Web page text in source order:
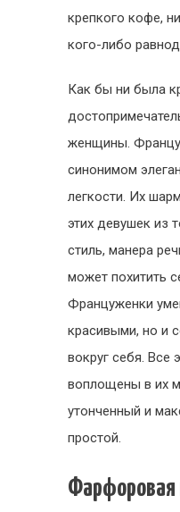
крепкого кофе,
кого-либо
Как бы ни была
женщины.
синонимом
легкости. Их
этих девушек из
стиль, манера
может похитить
Француженки
красивыми, но и
вокруг себя. Все
воплощены в их
утонченный и
простой.
Фарфоровая